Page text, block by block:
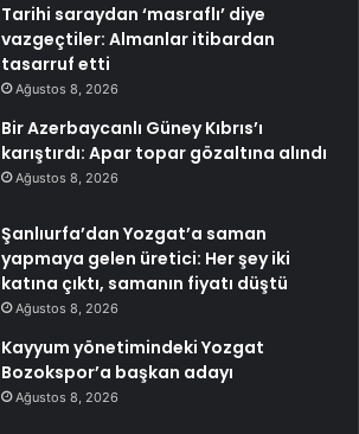
Tarihi saraydan ‘masraflı’ diye
vazgeçtiler: Almanlar itibardan
tasarruf etti
Ağustos 8, 2026
Bir Azerbaycanlı Güney Kıbrıs’ı
karıştırdı: Apar topar gözaltına alındı
Ağustos 8, 2026
Şanlıurfa’dan Yozgat’a saman
yapmaya gelen üretici: Her şey iki
katına çıktı, samanın fiyatı düştü
Ağustos 8, 2026
Kayyum yönetimindeki Yozgat
Bozokspor’a başkan adayı
Ağustos 8, 2026